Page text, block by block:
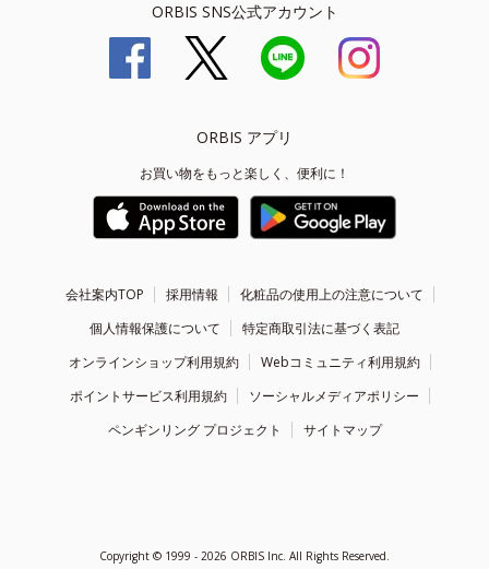
ORBIS SNS公式アカウント
ORBIS アプリ
お買い物をもっと楽しく、便利に！
会社案内TOP 採用情報
化粧品の使用上の注意について
個人情報保護について
特定商取引法に基づく表記
オンラインショップ利用規約
Webコミュニティ利用規約
ポイントサービス利用規約
ソーシャルメディアポリシー
ペンギンリング プロジェクト
サイトマップ
Copyright © 1999 - 2026 ORBIS Inc. All Rights Reserved.